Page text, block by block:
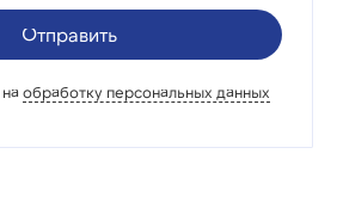
Отправить
обработку персональных данных